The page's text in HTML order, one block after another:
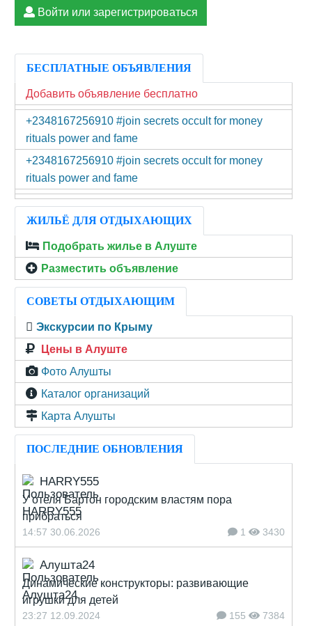
Войти или зарегистрироваться
БЕСПЛАТНЫЕ ОБЪЯВЛЕНИЯ
Добавить объявление бесплатно
+2348167256910 #join secrets occult for money
rituals power and fame
+2348167256910 #join secrets occult for money
rituals power and fame
ЖИЛЬЁ ДЛЯ ОТДЫХАЮЩИХ
Подобрать жилье в Алуште
Разместить объявление
СОВЕТЫ ОТДЫХАЮЩИМ
Экскурсии по Крыму
Цены в Алуште
Фото Алушты
Каталог организаций
Карта Алушты
ПОСЛЕДНИЕ ОБНОВЛЕНИЯ
HARRY555
У отеля Бартон городским властям пора
прибраться
14:57 30.06.2026 1 3430
Алушта24
Динамические конструкторы: развивающие
игрушки для детей
23:27 12.09.2024 155 7384